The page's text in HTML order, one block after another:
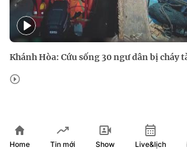
Khánh Hòa: Cứu sống 30 ngư dân bị cháy
Home Tin mới Show Live&lịch